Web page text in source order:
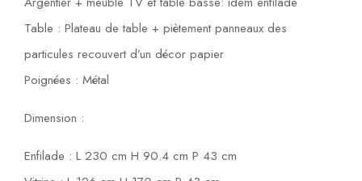
Table : Plateau de table + piètement panneaux des
particules recouvert d’un décor papier
Poignées : Métal
Dimension :
Enfilade : L 230 cm H 90.4 cm P 43 cm